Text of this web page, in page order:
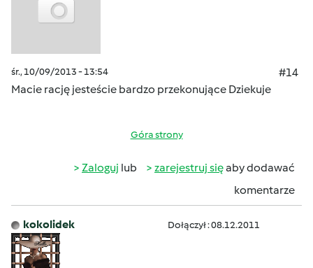
śr., 10/09/2013 - 13:54
#14
Macie rację jesteście bardzo przekonujące Dziekuje
Góra strony
Zaloguj lub zarejestruj sięaby dodawać
komentarze
kokolidek Dołączył : 08.12.2011